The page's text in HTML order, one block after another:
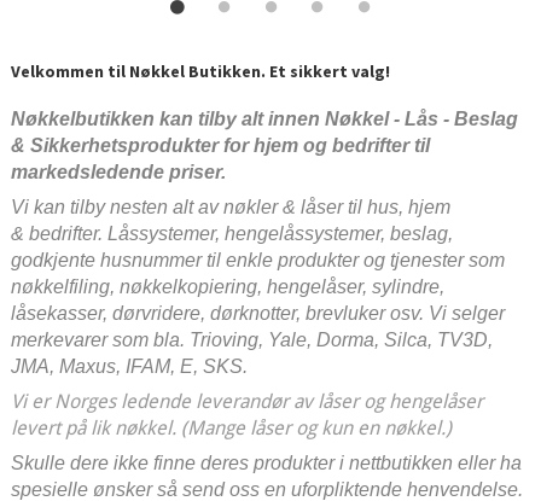
Velkommen til Nøkkel Butikken. Et sikkert valg!
Nøkkelbutikken kan tilby alt innen Nøkkel - Lås - Beslag
& Sikkerhetsprodukter for hjem og bedrifter til
markedsledende priser.
Vi kan tilby nesten alt av nøkler & låser til hus, hjem
& bedrifter. Låssystemer, hengelåssystemer, beslag,
godkjente husnummer til enkle produkter og tjenester som
nøkkelfiling, nøkkelkopiering, hengelåser, sylindre,
låsekasser, dørvridere, dørknotter, brevluker osv. Vi selger
merkevarer som bla. Trioving, Yale, Dorma, Silca, TV3D,
JMA, Maxus, IFAM, E, SKS.
Vi er Norges ledende leverandør av låser og hengelåser
levert på lik nøkkel. (Mange låser og kun en nøkkel.)
Skulle dere ikke finne deres produkter i nettbutikken eller ha
spesielle ønsker så send oss en uforpliktende henvendelse.